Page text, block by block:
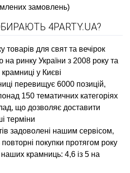
замовлень)
4PARTY.UA?
товарів для свят та вечірок
ринку України з 2008 року та
у Києві
перевищує 6000 позицій,
150 тематичних категоріях
що дозволяє доставити
терміни
задоволені нашим сервісом,
покупки протягом року
крамниць: 4,6 із 5 на